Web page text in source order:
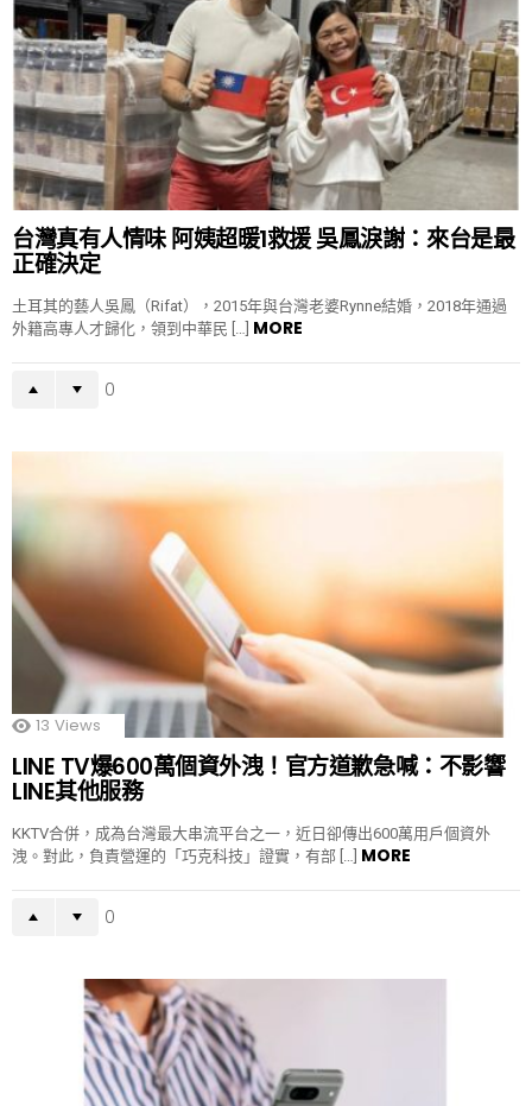
台灣真有人情味 阿姨超暖1救援 吳鳳淚謝：來台是最
正確決定
土耳其的藝人吳鳳（Rifat），2015年與台灣老婆Rynne結婚，2018年通過
外籍高專人才歸化，領到中華民 […] MORE
0
13 Views
LINE TV爆600萬個資外洩！官方道歉急喊：不影響
LINE其他服務
KKTV合併，成為台灣最大串流平台之一，近日卻傳出600萬用戶個資外
洩。對此，負責營運的「巧克科技」證實，有部 […] MORE
0